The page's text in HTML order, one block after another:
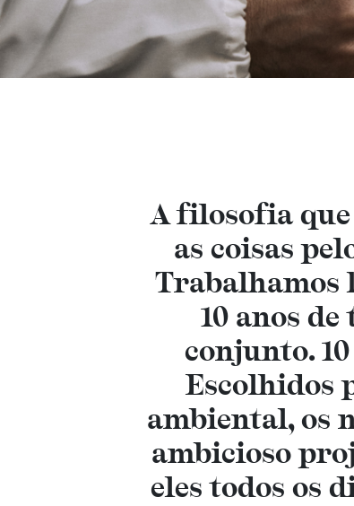
VER TUDO
A filosofia que
as coisas
Trabalhamos
10 anos
conjunto.
Escolhidos
ambiental, os
ambicioso
eles todos os